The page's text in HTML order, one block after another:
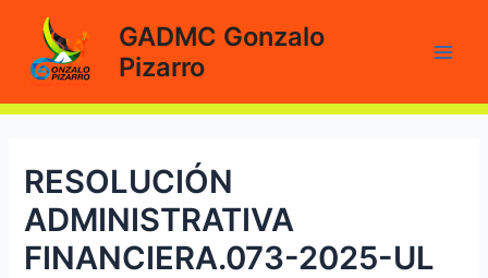
contenido
GADMC Gonzalo
Pizarro
RESOLUCIÓN
ADMINISTRATIVA
FINANCIERA.073-2025-UL